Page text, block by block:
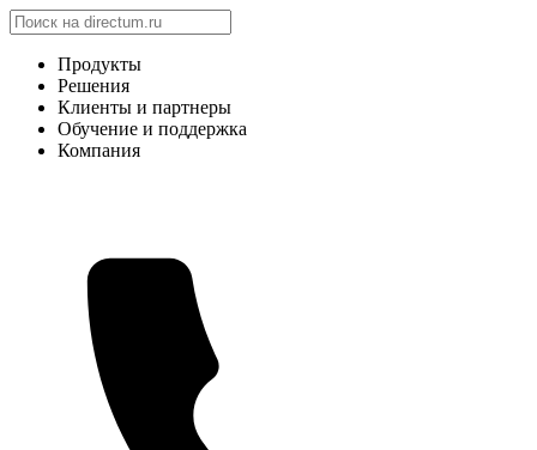
Продукты
Решения
Клиенты и партнеры
Обучение и поддержка
Компания